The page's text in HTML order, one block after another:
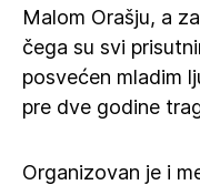
Malom Orašju, a
čega su svi
posvećen mladim
pre dve godine
Organizovan je i